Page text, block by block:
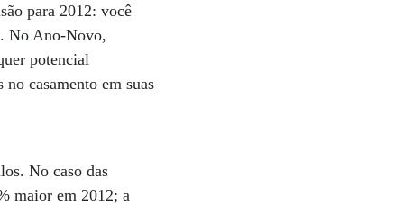
para 2012: você
No Ano-Novo,
potencial
casamento em suas
No caso das
maior em 2012; a